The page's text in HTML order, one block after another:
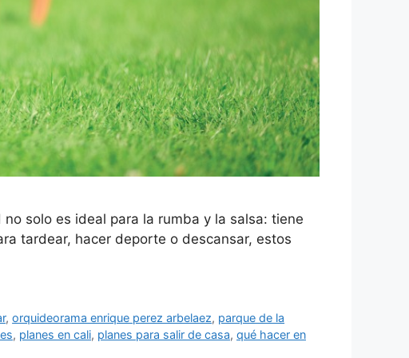
solo es ideal para la rumba y la salsa: tiene
tardear, hacer deporte o descansar, estos
,orquideorama enrique perez arbelaez, parque de la
, planes en cali, planes para salir de casa, qué hacer en